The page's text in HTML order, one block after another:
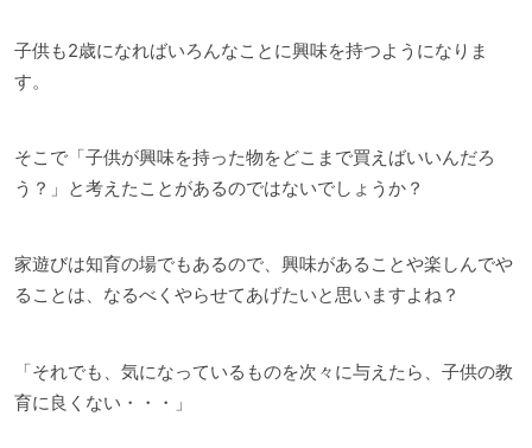
子供も2歳になればいろんなことに興味を持つようになりま
す。
そこで「子供が興味を持った物をどこまで買えばいいんだろ
う？」と考えたことがあるのではないでしょうか？
家遊びは知育の場でもあるので、興味があることや楽しんでや
ることは、なるべくやらせてあげたいと思いますよね？
「それでも、気になっているものを次々に与えたら、子供の教
育に良くない・・・」